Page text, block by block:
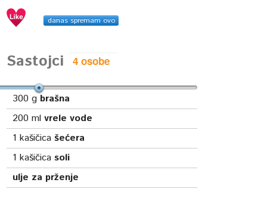
danas spremam ovo
Sastojci
300 g brašna
200 mlvrele vode
1 kašičicašećera
1 kašičicasoli
ulje za prženje